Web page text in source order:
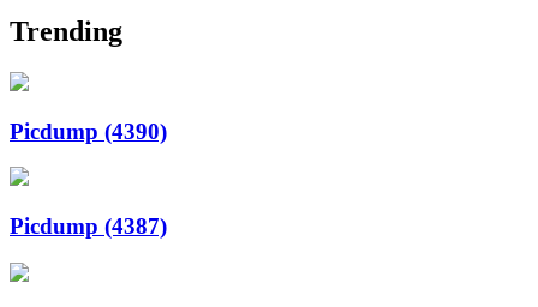
Trending
Picdump (4390)
Picdump (4387)